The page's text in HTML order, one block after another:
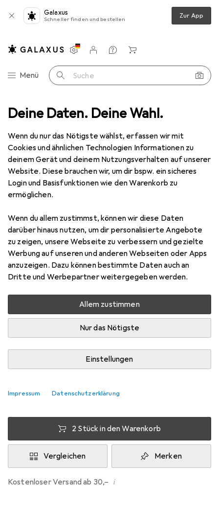
Deine Daten. Deine Wahl.
Wenn du nur das Nötigste wählst, erfassen wir mit
Cookies und ähnlichen Technologien Informationen zu
deinem Gerät und deinem Nutzungsverhalten auf unserer
Website. Diese brauchen wir, um dir bspw. ein sicheres
Login und Basisfunktionen wie den Warenkorb zu
ermöglichen.
Wenn du allem zustimmst, können wir diese Daten
darüber hinaus nutzen, um dir personalisierte Angebote
zu zeigen, unsere Webseite zu verbessern und gezielte
Werbung auf unseren und anderen Webseiten oder Apps
anzuzeigen. Dazu können bestimmte Daten auch an
Dritte und Werbepartner weitergegeben werden.
Allem zustimmen
Nur das Nötigste
Einstellungen
Impressum Datenschutzerklärung
Galaxus
Schneller finden und bestellen Zur App
Navigation nach Kategorien
Menü Suche
Einstellungen
Kundenkonto
Vergleichslisten
Merklisten
Warenkorb
Spitzer Stabilo EASYsharpener Dosen-Spitzer für Rechtshänder
8 Bilder
MENGENRABATT
StabiloEASYsharpener Dosen-Spitzer
für Rechtshänder
Preis in EUR inkl. MwSt.
EUR
5,14
Bewertungen Marke
Mi, 12.8. geliefert
Mehr als 10 Stück an Lager beim Lieferanten
Lieferort angeben für genaue Lieferzeit
−9%
2 Stück in den Warenkorb
Vergleichen Merken
Kostenloser Versand ab 30,– i